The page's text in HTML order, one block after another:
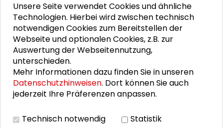
Städtebauliche Kriminalprävention
Der Verein Gesellschaft und Polizei i.Gr.
Workshop: Gesellschaft und Polizei
Städtebauliche Kriminalprävention
Polizeialltag und Antisemitismus
Unsere Seite verwendet Cookies und ähnliche
Technologien. Hierbei wird zwischen technisch
notwendigen Cookies zum Bereitstellen der
Webseite und optionalen Cookies, z.B. zur
Auswertung der Webseitennutzung,
unterschieden.
Mehr Informationen dazu finden Sie in unseren
Datenschutzhinweisen. Dort können Sie auch
jederzeit Ihre Präferenzen anpassen.
Technisch notwendig Statistik